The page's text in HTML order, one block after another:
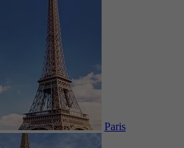
Paris